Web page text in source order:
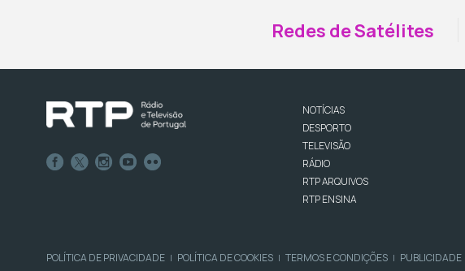
Redes de Satélites
NOTÍCIAS
DESPORTO
TELEVISÃO
RÁDIO
RTP ARQUIVOS
RTP ENSINA
POLÍTICA DE PRIVACIDADE | POLÍTICA DE COOKIES | TERMOS E CONDIÇÕES | PUBLICIDADE